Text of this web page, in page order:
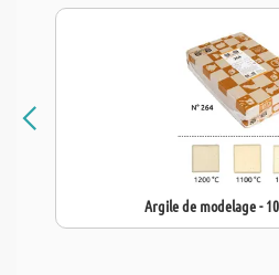
Argile de modelage -